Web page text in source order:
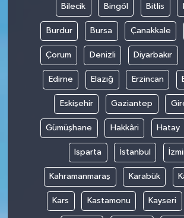
Bilecik Bingöl Bitlis
Burdur Bursa Çanakkale
Çorum Denizli Diyarbakır
Edirne Elazığ Erzincan
Eskişehir Gaziantep
Gümüşhane Hakkâri Hatay
Isparta İstanbul
Kahramanmaraş Karabük
Kars Kastamonu Kayseri